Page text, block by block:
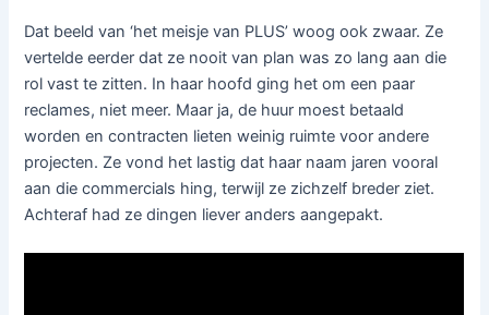
Dat beeld van ‘het meisje van PLUS’ woog ook zwaar. Ze
vertelde eerder dat ze nooit van plan was zo lang aan die
rol vast te zitten. In haar hoofd ging het om een paar
reclames, niet meer. Maar ja, de huur moest betaald
worden en contracten lieten weinig ruimte voor andere
projecten. Ze vond het lastig dat haar naam jaren vooral
aan die commercials hing, terwijl ze zichzelf breder ziet.
Achteraf had ze dingen liever anders aangepakt.